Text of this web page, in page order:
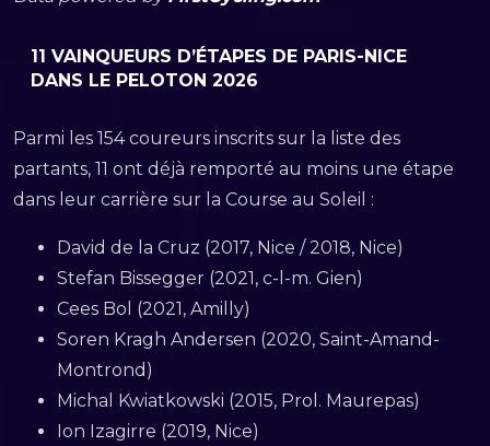
11 VAINQUEURS D’ÉTAPES DE PARIS-NICE
DANS LE PELOTON 2026
Parmi les 154 coureurs inscrits sur la liste des
partants, 11 ont déjà remporté au moins une étape
dans leur carrière sur la Course au Soleil :
David de la Cruz (2017, Nice / 2018, Nice)
Stefan Bissegger (2021, c-l-m. Gien)
Cees Bol (2021, Amilly)
Soren Kragh Andersen (2020, Saint-Amand-
Montrond)
Michal Kwiatkowski (2015, Prol. Maurepas)
Ion Izagirre (2019, Nice)